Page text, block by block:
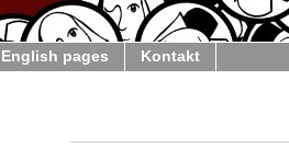
English pages Kontakt